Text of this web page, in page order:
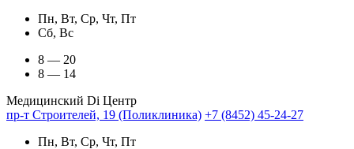
Пн, Вт, Ср, Чт, Пт
Сб, Вс
8 — 20
8 — 14
Медицинский Di Центр
пр-т Строителей, 19 (Поликлиника) +7 (8452) 45-24-27
Пн, Вт, Ср, Чт, Пт